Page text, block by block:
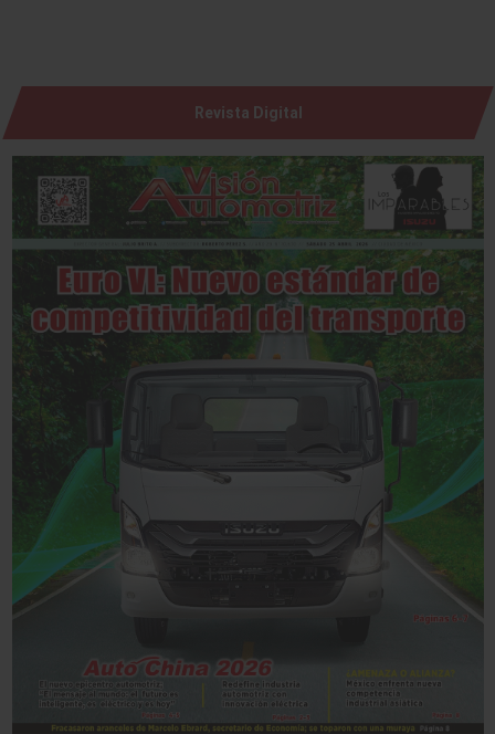
Revista Digital